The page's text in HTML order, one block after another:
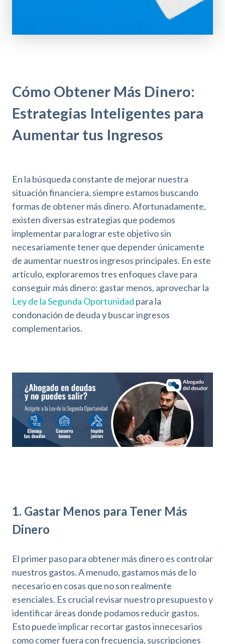
Cómo Obtener Más Dinero:
Estrategias Inteligentes para
Aumentar tus Ingresos
En la búsqueda constante de mejorar nuestra
situación financiera, siempre estamos buscando
formas de obtener más dinero. Afortunadamente,
existen diversas estrategias que podemos
implementar para lograr este objetivo sin
necesariamente tener que depender únicamente
de aumentar nuestros ingresos principales. En este
artículo, exploraremos tres enfoques clave para
conseguir más dinero: gastar menos, aprovechar la
Ley de la Segunda Oportunidad para la
condonación de deuda y buscar ingresos
complementarios.
1. Gastar Menos para Tener Más
Dinero
El primer paso para obtener más dinero es controlar
nuestros gastos. A menudo, gastamos más de lo
necesario en cosas que no son realmente
esenciales. Es crucial revisar nuestro presupuesto y
identificar áreas donde podamos reducir gastos.
Esto puede implicar recortar gastos innecesarios
como comer fuera con frecuencia, suscripciones